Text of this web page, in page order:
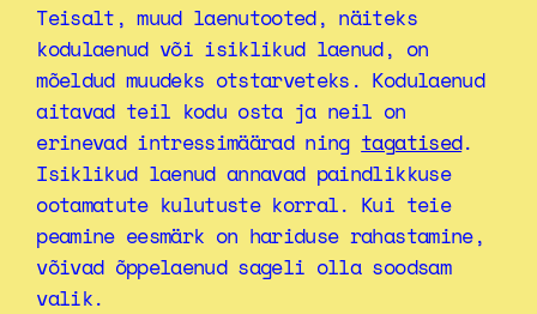
Teisalt, muud laenutooted, näiteks
kodulaenud või isiklikud laenud, on
mõeldud muudeks otstarveteks. Kodulaenud
aitavad teil kodu osta ja neil on
erinevad intressimäärad ning tagatised.
Isiklikud laenud annavad paindlikkuse
ootamatute kulutuste korral. Kui teie
peamine eesmärk on hariduse rahastamine,
võivad õppelaenud sageli olla soodsam
valik.